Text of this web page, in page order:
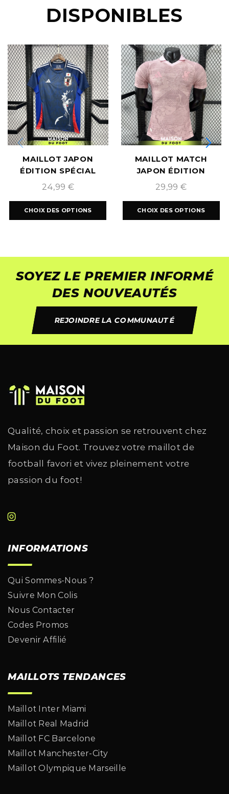
DISPONIBLES
MAILLOT JAPON
ÉDITION SPÉCIAL
« NARUTO » 2024
24,99 €
CHOIX DES OPTIONS
MAILLOT MATCH
JAPON ÉDITION
SPÉCIALE ROSE
29,99 €
CHOIX DES OPTIONS
SOYEZ LE PREMIER INFORMÉ
DES NOUVEAUTÉS
REJOINDRE LA COMMUNAUTÉ
Qualité, choix et passion se retrouvent chez
Maison du Foot. Trouvez votre maillot de
football favori et vivez pleinement votre
passion du foot!
INFORMATIONS
Qui Sommes-Nous ?
Suivre Mon Colis
Nous Contacter
Codes Promos
Devenir Affilié
MAILLOTS TENDANCES
Maillot Inter Miami
Maillot Real Madrid
Maillot FC Barcelone
Maillot Manchester-City
Maillot Olympique Marseille